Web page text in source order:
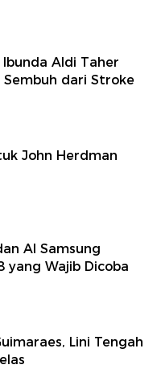
Aldi Taher
dari Stroke
John Herdman
AI Samsung
yang Wajib Dicoba
Lini Tengah